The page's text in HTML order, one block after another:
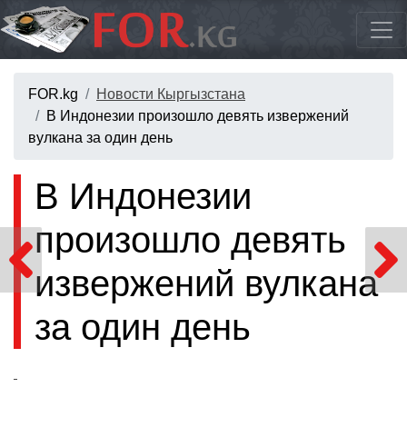
FOR.kg
Новости Кыргызстана
В Индонезии произошло девять извержений
вулкана за один день
В Индонезии
произошло девять
извержений вулкана
за один день